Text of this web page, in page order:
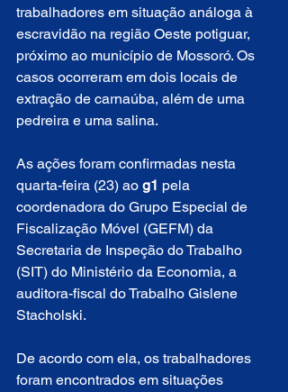
trabalhadores em situação análoga à
escravidão na região Oeste potiguar,
próximo ao município de Mossoró. Os
casos ocorreram em dois locais de
extração de carnaúba, além de uma
pedreira e uma salina.
As ações foram confirmadas nesta
quarta-feira (23) ao g1 pela
coordenadora do Grupo Especial de
Fiscalização Móvel (GEFM) da
Secretaria de Inspeção do Trabalho
(SIT) do Ministério da Economia, a
auditora-fiscal do Trabalho Gislene
Stacholski.
De acordo com ela, os trabalhadores
foram encontrados em situações